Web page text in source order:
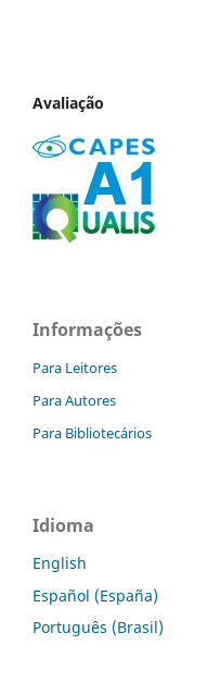
Avaliação
Informações
Para Leitores
Para Autores
Para Bibliotecários
Idioma
English
Español (España)
Português (Brasil)